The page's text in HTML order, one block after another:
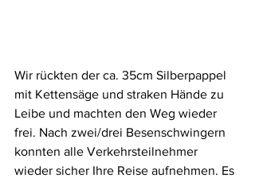
Wir rückten der ca. 35cm Silberpappel
mit Kettensäge und straken Hände zu
Leibe und machten den Weg wieder
frei. Nach zwei/drei Besenschwingern
konnten alle Verkehrsteilnehmer
wieder sicher Ihre Reise aufnehmen. Es